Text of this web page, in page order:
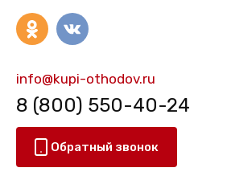
info@kupi-othodov.ru
8 (800) 550-40-24
Обратный звонок